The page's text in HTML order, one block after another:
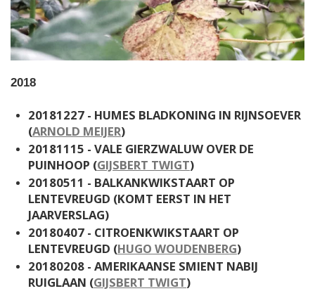
2018
20181227 - HUMES BLADKONING IN RIJNSOEVER
(ARNOLD MEIJER)
20181115 - VALE GIERZWALUW OVER DE
PUINHOOP (GIJSBERT TWIGT)
20180511 - BALKANKWIKSTAART OP
LENTEVREUGD (KOMT EERST IN HET
JAARVERSLAG)
20180407 - CITROENKWIKSTAART OP
LENTEVREUGD (HUGO WOUDENBERG)
20180208 - AMERIKAANSE SMIENT NABIJ
RUIGLAAN (GIJSBERT TWIGT)